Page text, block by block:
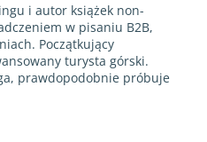
i autor książek non-
w pisaniu B2B,
Początkujący
turysta górski.
prawdopodobnie próbuje